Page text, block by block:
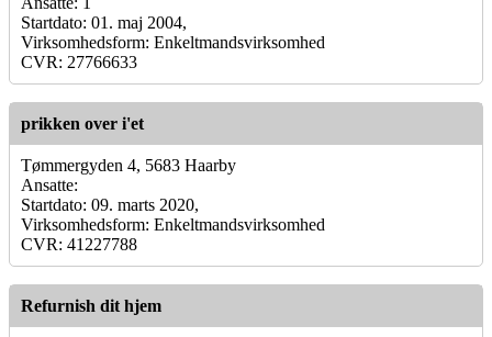
Startdato: 01. maj 2004,
Virksomhedsform: Enkeltmandsvirksomhed
CVR: 27766633
prikken over i'et
Tømmergyden 4, 5683 Haarby
Ansatte:
Startdato: 09. marts 2020,
Virksomhedsform: Enkeltmandsvirksomhed
CVR: 41227788
Refurnish dit hjem